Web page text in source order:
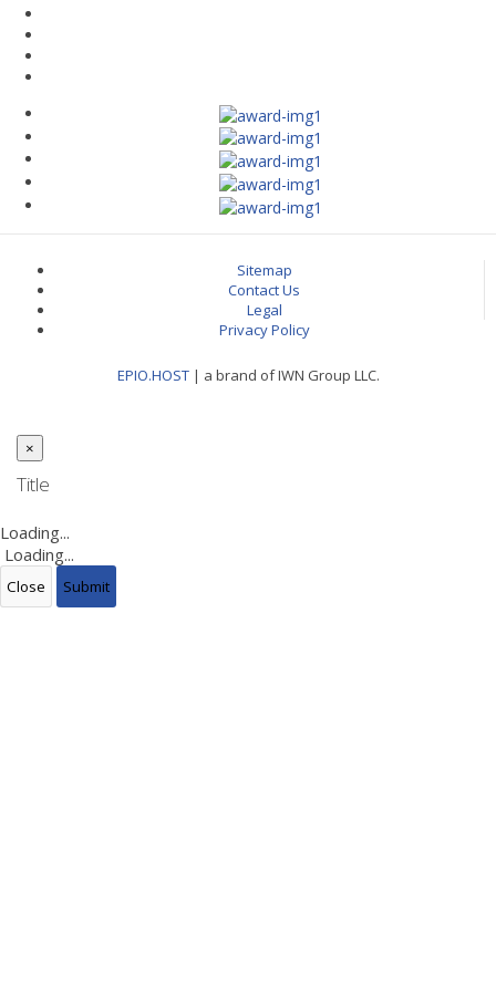
Sitemap
Contact Us
Legal
Privacy Policy
EPIO.HOST| a brand of IWN Group LLC.
×
Close
Title
Loading...
Loading...
Close Submit